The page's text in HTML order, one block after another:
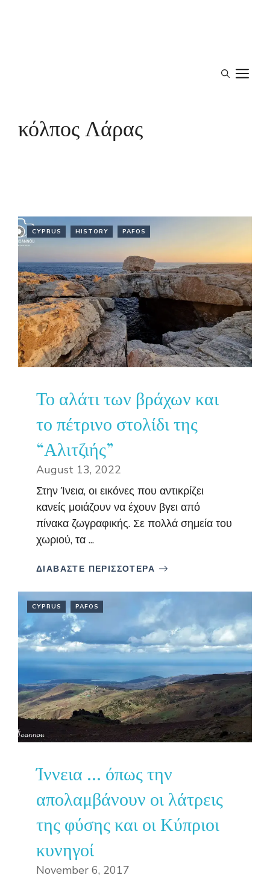
κόλπος Λάρας
CYPRUS HISTORY PAFOS
Το αλάτι των βράχων και
το πέτρινο στολίδι της
“Αλιτζιής”
August 13, 2022
Στην Ίνεια, οι εικόνες που αντικρίζει
κανείς μοιάζουν να έχουν βγει από
πίνακα ζωγραφικής. Σε πολλά σημεία του
χωριού, τα ...
ΔΙΑΒΑΣΤΕ ΠΕΡΙΣΣΟΤΕΡΑ
CYPRUS PAFOS
Ίννεια … όπως την
απολαμβάνουν οι λάτρεις
της φύσης και οι Κύπριοι
κυνηγοί
November 6, 2017